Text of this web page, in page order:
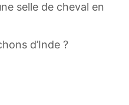
selle de cheval en
d’Inde ?